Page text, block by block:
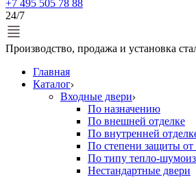
+7 495 505 78 88
24/7
Производство, продажа и установка
Главная
Каталог
Входные двери
По назначению
По внешней отделке
По внутренней
По степени защиты от
По типу тепло-
Нестандартные двери